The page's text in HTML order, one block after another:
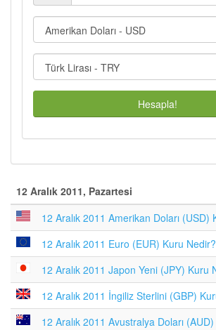
Hesapla!
12 Aralık 2011, Pazartesi
12 Aralık 2011 Amerikan Doları (USD)
12 Aralık 2011 Euro (EUR) Kuru Nedir?
12 Aralık 2011 Japon Yeni (JPY) Kuru
12 Aralık 2011 İngiliz Sterlini (GBP)
12 Aralık 2011 Avustralya Doları